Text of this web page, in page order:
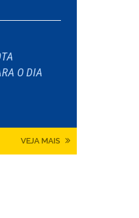
O DIA
VEJA MAIS